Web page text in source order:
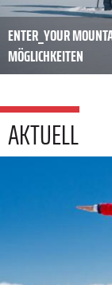
ENTER_YOUR
MÖGLICHKEITEN
AKTUELL